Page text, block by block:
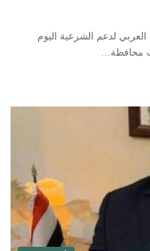
لدعم الشرعية اليوم
محافظة…